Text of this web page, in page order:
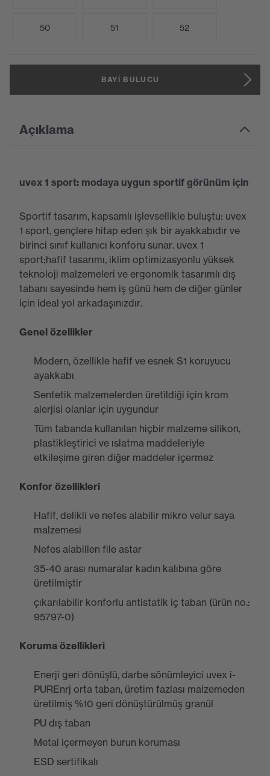
50 51 52
BAYI BULUCU
Açıklama
uvex 1 sport: modaya uygun sportif görünüm için
Sportif tasarım, kapsamlı işlevsellikle buluştu: uvex
1 sport, gençlere hitap eden şık bir ayakkabıdır ve
birinci sınıf kullanıcı konforu sunar. uvex 1
sport;hafif tasarımı, iklim optimizasyonlu yüksek
teknoloji malzemeleri ve ergonomik tasarımlı dış
tabanı sayesinde hem iş günü hem de diğer günler
için ideal yol arkadaşınızdır.
Genel özellikler
Modern, özellikle hafif ve esnek S1 koruyucu
ayakkabı
Sentetik malzemelerden üretildiği için krom
alerjisi olanlar için uygundur
Tüm tabanda kullanılan hiçbir malzeme silikon,
plastikleştirici ve ıslatma maddeleriyle
etkileşime giren diğer maddeler içermez
Konfor özellikleri
Hafif, delikli ve nefes alabilir mikro velur saya
malzemesi
Nefes alabillen file astar
35-40 arası numaralar kadın kalıbına göre
üretilmiştir
çıkarılabilir konforlu antistatik iç taban (ürün no.:
95797-0)
Koruma özellikleri
Enerji geri dönüşlü, darbe sönümleyici uvex i-
PUREnrj orta taban, üretim fazlası malzemeden
üretilmiş %10 geri dönüştürülmüş granül
PU dış taban
Metal içermeyen burun koruması
ESD sertifikalı